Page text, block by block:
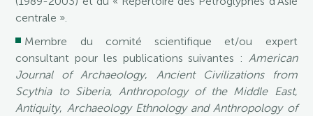
centrale ».
Membre du comité scientifique et/ou expert
consultant pour les publications suivantes : American
Journal of Archaeology, Ancient Civilizations from
Scythia to Siberia, Anthropology of the Middle East,
Antiquity, Archaeology Ethnology and Anthropology of